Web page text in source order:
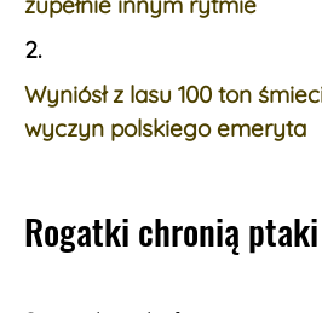
2.
Wyniósł z lasu 100 ton
wyczyn polskiego emeryta
Rogatki chronią ptaki